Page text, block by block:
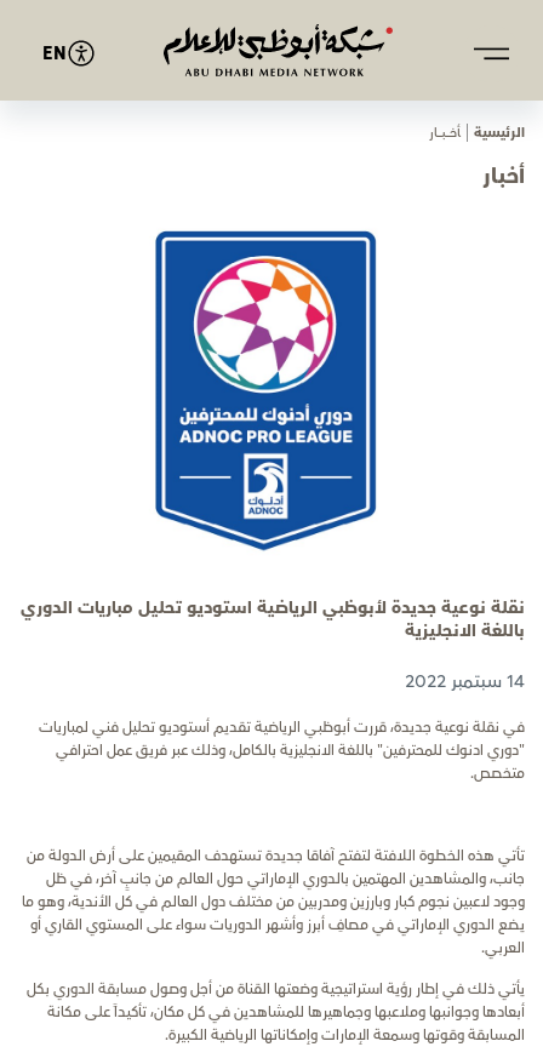
EN
الرئيسية ﺄﺧـــﺒـــﺎر
أخبار
نقلة نوعية جديدة لأبوظبي الرياضية استوديو تحليل مباريات الدوري
باللغة الانجليزية
14 سبتمبر 2022
في نقلة نوعية جديدة، قررت أبوظبي الرياضية تقديم أستوديو تحليل فني لمباريات
"دوري ادنوك للمحترفين" باللغة الانجليزية بالكامل، وذلك عبر فريق عمل احترافي
متخصص.
تأتي هذه الخطوة اللافتة لتفتح آفاقا جديدة تستهدف المقيمين على أرض الدولة من
جانب، والمشاهدين المهتمين بالدوري الإماراتي حول العالم من جانبٍ آخر، في ظل
وجود لاعبين نجوم كبار وبارزين ومدربين من مختلف دول العالم في كل الأندية، وهو ما
يضع الدوري الإماراتي في مصافِ أبرز وأشهر الدوريات سواء على المستوي القاري أو
العربي.
يأتي ذلك في إطار رؤية استراتيجية وضعتها القناة من أجل وصول مسابقة الدوري بكل
أبعادها وجوانبها وملاعبها وجماهيرها للمشاهدين في كل مكان، تأكيداً على مكانة
المسابقة وقوتها وسمعة الإمارات وإمكاناتها الرياضية الكبيرة.